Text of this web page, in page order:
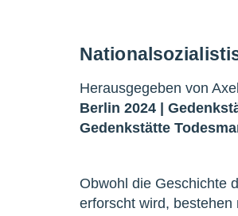
Herausgegeben von
Berlin 2024 |
Gedenkstätte
Obwohl die Geschichte
erforscht wird,